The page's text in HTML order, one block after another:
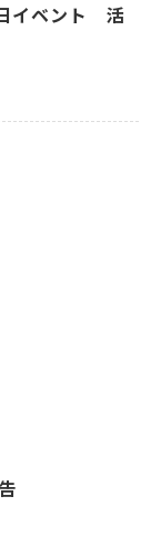
イベント 活